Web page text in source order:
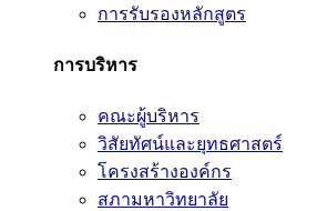
การรับรองหลักสูตร
การบริหาร
คณะผู้บริหาร
วิสัยทัศน์และยุทธศาสตร์
โครงสร้างองค์กร
สภามหาวิทยาลัย